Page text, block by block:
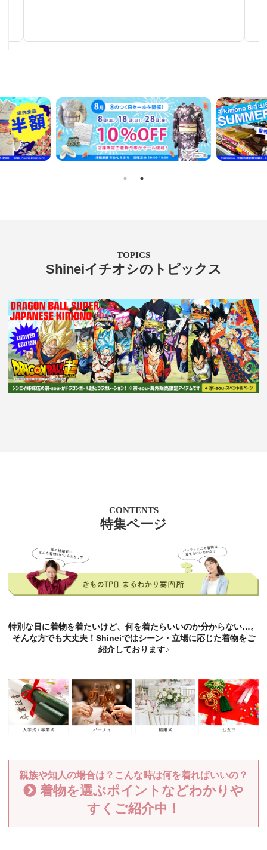
TOPICS
Shineiイチオシのトピックス
CONTENTS
特集ページ
特別な日に着物を着たいけど、何を着たらいいのか分からない…。
そんな方でも大丈夫！Shineiではシーン・立場に応じた着物をご
紹介しております♪
親族や知人の場合は？こんな時は何を着ればいいの？
着物を選ぶポイントなどわかりや
すくご紹介中！